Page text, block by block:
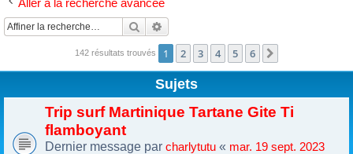
Aller à la recherche avancée
Rechercher
142 résultats trouvés 1 2 3 4 5 6
Sujets
Trip surf Martinique Tartane Gite Ti
flamboyant
Dernier message par charlytutu « mar. 19 sept. 2023